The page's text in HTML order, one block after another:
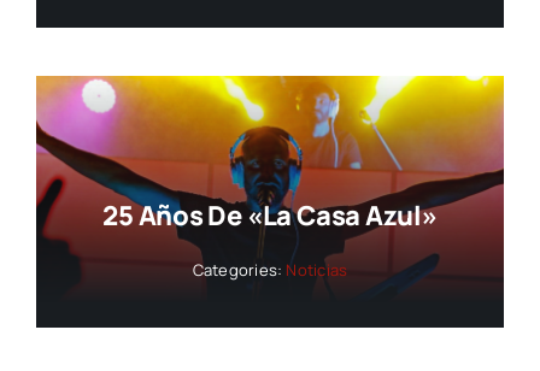
25 Años De «La Casa Azul»
Categories: Noticias